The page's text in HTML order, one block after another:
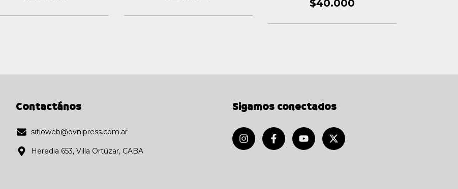
$40.000
Contactános
sitioweb@ovnipress.com.ar
Heredia 653, Villa Ortúzar, CABA
Sigamos conectados